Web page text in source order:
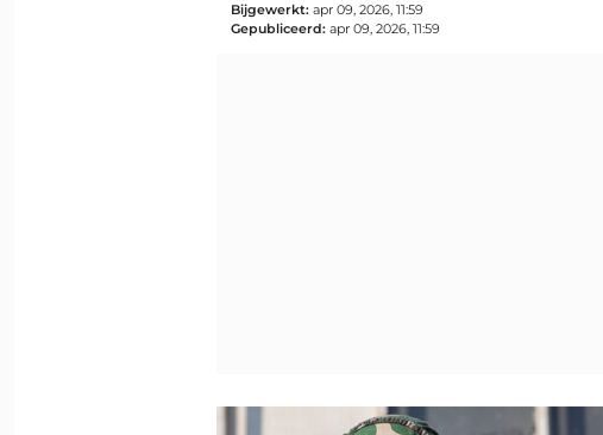
Bijgewerkt: apr 09, 2026, 11:59
Gepubliceerd: apr 09, 2026, 11:59